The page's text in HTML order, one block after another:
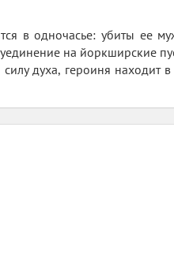
в одночасье: убиты ее
на йоркширские
духа, героиня находит